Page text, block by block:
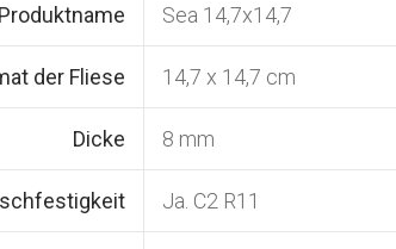
Produktname Sea 14,7x14,7
der Fliese 14,7 x 14,7 cm
Dicke 8 mm
Ja. C2 R11